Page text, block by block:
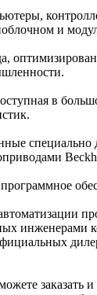
и
в
специально
инженерами
заказать